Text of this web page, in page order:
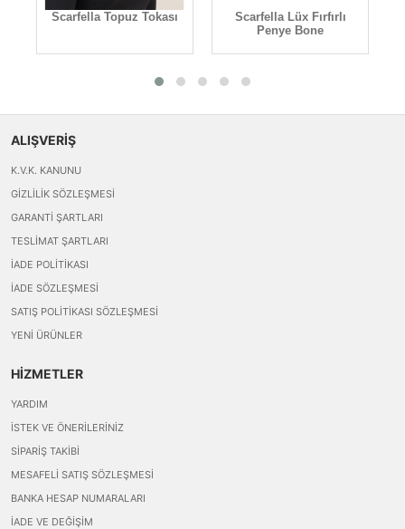
Scarfella Topuz Tokası
Scarfella Lüx Fırfırlı
Penye Bone
ALIŞVERİŞ
K.V.K. KANUNU
GIZLILIK SÖZLEŞMESI
GARANTI ŞARTLARI
TESLIMAT ŞARTLARI
İADE POLITIKASI
İADE SÖZLEŞMESI
SATIŞ POLITIKASI SÖZLEŞMESI
YENI ÜRÜNLER
HİZMETLER
YARDIM
İSTEK VE ÖNERILERINIZ
SIPARIŞ TAKIBI
MESAFELI SATIŞ SÖZLEŞMESI
BANKA HESAP NUMARALARI
İADE VE DEĞIŞIM